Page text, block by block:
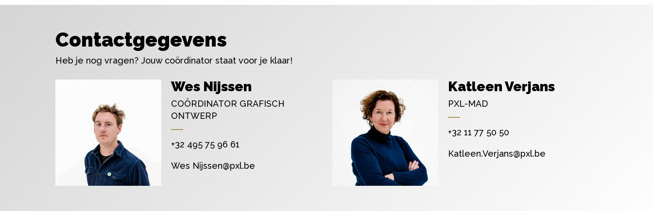
Contactgegevens
Heb je nog vragen? Jouw coördinator staat voor je klaar!
Wes Nijssen
COÖRDINATOR GRAFISCH
ONTWERP
+32 495 75 96 61
Wes Nijssen@pxl.be
Katleen Verjans
PXL-MAD
+32 11 77 50 50
Katleen.Verjans@pxl.be